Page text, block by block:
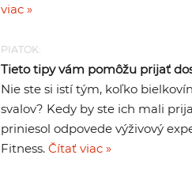
viac »
PIATOK:
Tieto tipy vám pomôžu prijať
Nie ste si istí tým, koľko
svalov? Kedy by ste ich mali
priniesol odpovede výživový
Fitness. Čítať viac »